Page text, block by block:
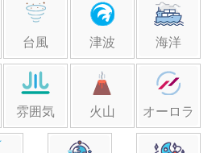
台風 津波 海洋
雰囲気 火山 オーロラ